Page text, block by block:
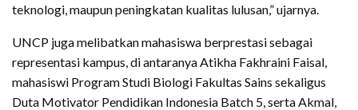
teknologi, maupun peningkatan kualitas lulusan,” ujarnya.
UNCP juga melibatkan mahasiswa berprestasi sebagai
representasi kampus, di antaranya Atikha Fakhraini Faisal,
mahasiswi Program Studi Biologi Fakultas Sains sekaligus
Duta Motivator Pendidikan Indonesia Batch 5, serta Akmal,